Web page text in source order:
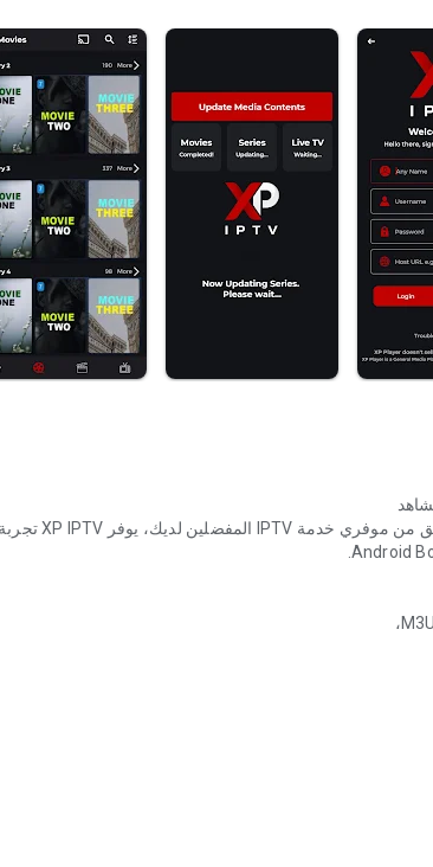
الأفلام أو المسلسلات أو البث التلفزيوني المباشر أو المحتوى اللاحق من موفري خدمة IPTV المفضلين لديك، يوفر XP IPTV تجربة
متعددة
والمسلسلات،
العمل، مما يعزز فهمك العام.